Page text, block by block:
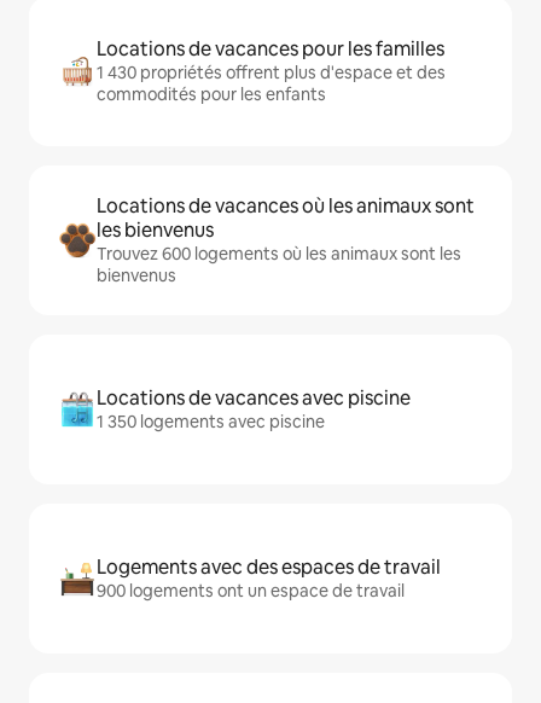
Locations de vacances pour les familles
1 430 propriétés offrent plus d'espace et des
commodités pour les enfants
Locations de vacances où les animaux sont
les bienvenus
Trouvez 600 logements où les animaux sont les
bienvenus
Locations de vacances avec piscine
1 350 logements avec piscine
Logements avec des espaces de travail
900 logements ont un espace de travail